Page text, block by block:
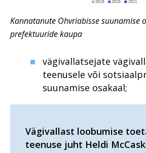
Lõuna
Viru
Riigi
aastal
Kannatanute Ohvriabisse suunamise
prefektuuride kaupa
vägivallatsejate
teenusele või
suunamise osakaal;
Vägivallast loobumise
teenuse juht Heldi